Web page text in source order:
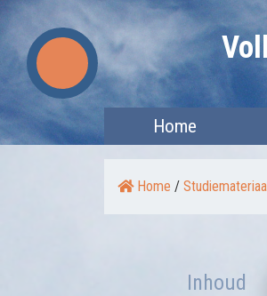
Skip
to
content
Home
Home /
Inhoud